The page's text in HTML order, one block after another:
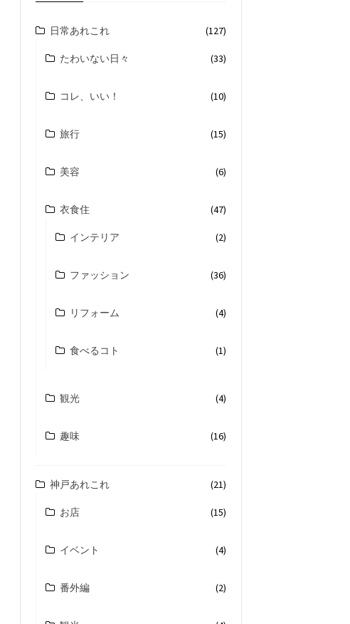
日常あれこれ (127)
たわいない日々 (33)
コレ、いい！ (10)
旅行 (15)
美容 (6)
衣食住 (47)
インテリア (2)
ファッション (36)
リフォーム (4)
食べるコト (1)
観光 (4)
趣味 (16)
神戸あれこれ (21)
お店 (15)
イベント (4)
番外編 (2)